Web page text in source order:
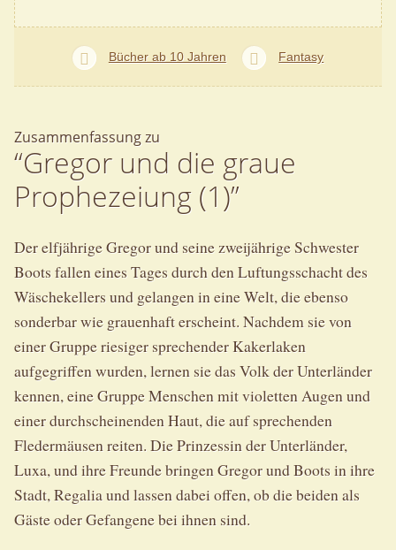
Bücher ab 10 Jahren Fantasy
Zusammenfassung zu
“Gregor und die graue
Prophezeiung (1)”
Der elfjährige Gregor und seine zweijährige Schwester
Boots fallen eines Tages durch den Luftungsschacht des
Wäschekellers und gelangen in eine Welt, die ebenso
sonderbar wie grauenhaft erscheint. Nachdem sie von
einer Gruppe riesiger sprechender Kakerlaken
aufgegriffen wurden, lernen sie das Volk der Unterländer
kennen, eine Gruppe Menschen mit violetten Augen und
einer durchscheinenden Haut, die auf sprechenden
Fledermäusen reiten. Die Prinzessin der Unterländer,
Luxa, und ihre Freunde bringen Gregor und Boots in ihre
Stadt, Regalia und lassen dabei offen, ob die beiden als
Gäste oder Gefangene bei ihnen sind.